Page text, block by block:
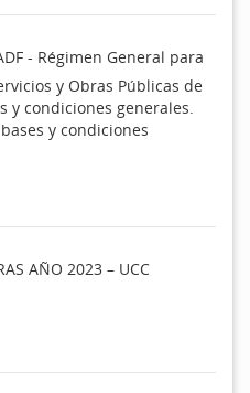
- Régimen General para
y Obras Públicas de
y condiciones generales.
y condiciones
AÑO 2023 – UCC